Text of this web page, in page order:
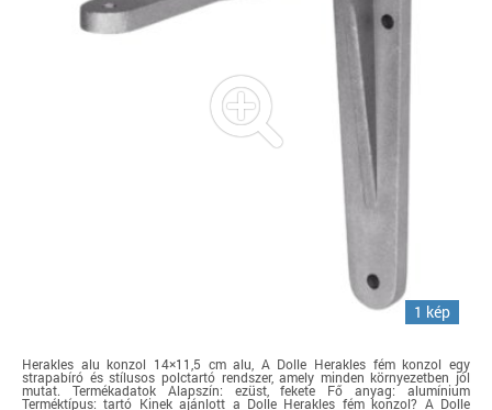
1 kép
Herakles alu konzol 14×11,5 cm alu, A Dolle Herakles fém konzol egy
strapabíró és stílusos polctartó rendszer, amely minden környezetben jól
mutat. Termékadatok Alapszín: ezüst, fekete Fő anyag: alumínium
Terméktípus: tartó Kinek ajánlott a Dolle Herakles fém konzol? A Dolle